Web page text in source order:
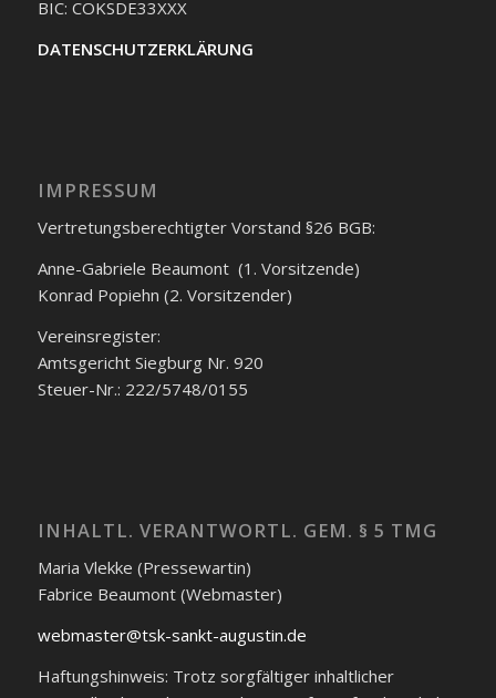
BIC: COKSDE33XXX
DATENSCHUTZERKLÄRUNG
IMPRESSUM
Vertretungsberechtigter Vorstand §26 BGB:
Anne-Gabriele Beaumont (1. Vorsitzende)
Konrad Popiehn (2. Vorsitzender)
Vereinsregister:
Amtsgericht Siegburg Nr. 920
Steuer-Nr.: 222/5748/0155
INHALTL. VERANTWORTL. GEM. § 5 TMG
Maria Vlekke (Pressewartin)
Fabrice Beaumont (Webmaster)
webmaster@tsk-sankt-augustin.de
Haftungshinweis: Trotz sorgfältiger inhaltlicher